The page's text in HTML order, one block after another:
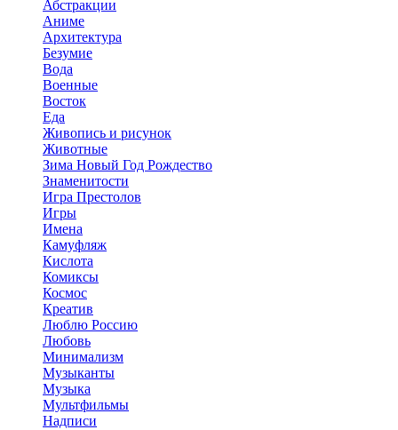
Абстракции
Аниме
Архитектура
Безумие
Вода
Военные
Восток
Еда
Живопись и рисунок
Животные
Зима Новый Год Рождество
Знаменитости
Игра Престолов
Игры
Имена
Камуфляж
Кислота
Комиксы
Космос
Креатив
Люблю Россию
Любовь
Минимализм
Музыканты
Музыка
Мультфильмы
Надписи